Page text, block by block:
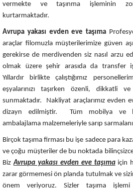
vermekte ve taşınma işleminin
kurtarmaktadır.
Avrupa yakası evden eve taşıma
araçlar filomuzla müşterilerimize güven
gerekirse de merdivenden siz nasıl arzu
olmak üzere şehir arasıda da transfer
Yıllardır birlikte çalıştığımız
eşyalarınızı taşırken özenli, dikkatli
sunmaktadır. Nakliyat araçlarımız evden
dizayn edilmiştir. Tüm mobilya ve
ambalajlama malzemeleriyle sarıp
Birçok taşıma firması bu işe sadece para
ve çoğu müşteriler de bu noktada
BizAvrupa yakası evden eve taşıma için
zarar görmemesi ön planda tutulmak ve
önem veriyoruz. Sizler taşıma